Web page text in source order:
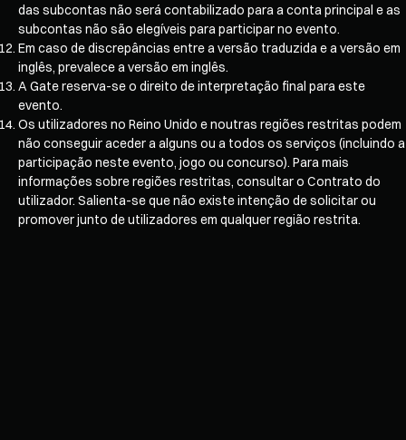
das subcontas não será contabilizado para a conta principal e as
subcontas não são elegíveis para participar no evento.
Em caso de discrepâncias entre a versão traduzida e a versão em
inglês, prevalece a versão em inglês.
A Gate reserva-se o direito de interpretação final para este
evento.
Os utilizadores no Reino Unido e noutras regiões restritas podem
não conseguir aceder a alguns ou a todos os serviços (incluindo a
participação neste evento, jogo ou concurso). Para mais
informações sobre regiões restritas, consultar o Contrato do
utilizador. Salienta-se que não existe intenção de solicitar ou
promover junto de utilizadores em qualquer região restrita.